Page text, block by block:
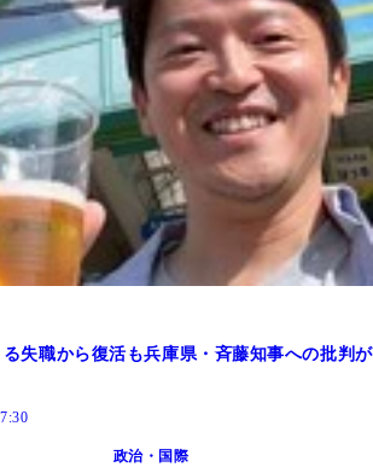
失職から復活も兵庫県・斉藤知事への批判が
政治・国際